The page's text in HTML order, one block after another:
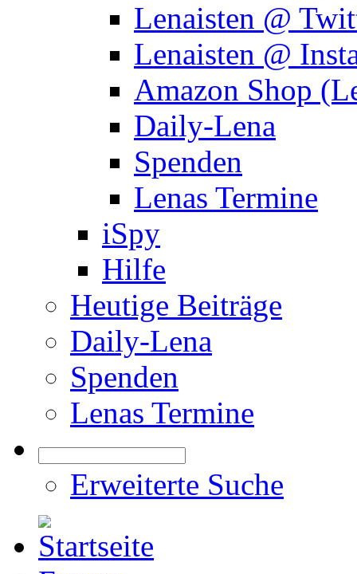
Lenaisten @
Lenaisten @
Amazon Shop
Daily-Lena
Spenden
Lenas Termine
iSpy
Hilfe
Heutige Beiträge
Daily-Lena
Spenden
Lenas Termine
Erweiterte Suche